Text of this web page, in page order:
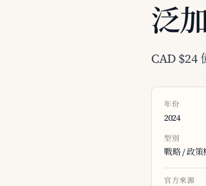
泛
CAD $24
年份
2024
型別
戰略 / 政策
官方來源